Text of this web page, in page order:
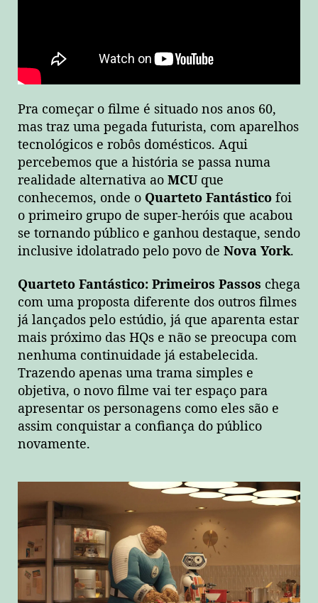
Pra começar o filme é situado nos anos 60,
mas traz uma pegada futurista, com aparelhos
tecnológicos e robôs domésticos. Aqui
percebemos que a história se passa numa
realidade alternativa ao MCU que
conhecemos, onde o Quarteto Fantástico foi
o primeiro grupo de super-heróis que acabou
se tornando público e ganhou destaque, sendo
inclusive idolatrado pelo povo de Nova York.
Quarteto Fantástico: Primeiros Passos chega
com uma proposta diferente dos outros filmes
já lançados pelo estúdio, já que aparenta estar
mais próximo das HQs e não se preocupa com
nenhuma continuidade já estabelecida.
Trazendo apenas uma trama simples e
objetiva, o novo filme vai ter espaço para
apresentar os personagens como eles são e
assim conquistar a confiança do público
novamente.